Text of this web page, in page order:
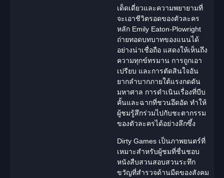
เด็ดเดี่ยวและความพยายามที่
จะเอาชีวิตรอดของตัวละคร
หลัก Emily Eaton-Plowright
ถ่ายทอดบทบาทของแนนได้
อย่างน่าเชื่อถือ แสดงให้เห็นถึง
ความทุกข์ทรมาน การถูกเอา
เปรียบ และการตัดสินใจอัน
ยากลำบากภายใต้แรงกดดัน
มหาศาล การดำเนินเรื่องที่บีบ
คั้นและฉากที่ชวนอึดอัด ทำให้
ผู้ชมรู้สึกร่วมไปกับชะตากรรม
ของตัวละครได้อย่างลึกซึ้ง
Dirty Games เป็นภาพยนตร์ที่
เหมาะสำหรับผู้ชมที่ชื่นชอบ
หนังสืบสวนสอบสวนระทึก
ขวัญที่สำรวจด้านมืดของสังคม